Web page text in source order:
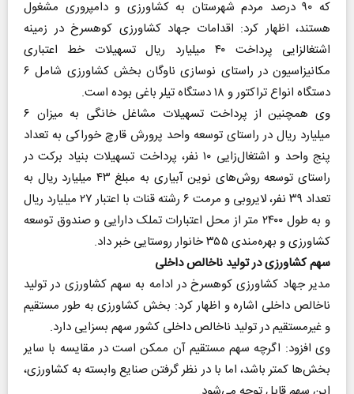
که ۹۰ درصد مردم شهرستان به کشاورزی و دامپروری مشغول
هستند، اظهار کرد: اقدامات جهاد کشاورزی کوهسرخ در زمینه
اشتغالزایی پرداخت ۴۰ میلیارد ریال تسهیلات خط اعتباری
مکانیزاسیون در راستای نوسازی ناوگان بخش کشاورزی شامل ۶
دستگاه انواع تراکتور و ۱۸ دستگاه تیلر باغی بوده است.
وی همچنین از پرداخت تسهیلات مشاغل خانگی به میزان ۶
میلیارد ریال در راستای توسعه واحد پرورش قارچ خوراکی به تعداد
پنج واحد و اشتغال‌زایی ۱۰ نفر، پرداخت تسهیلات بنیاد برکت در
راستای توسعه روش‌های نوین آبیاری به مبلغ ۴۳ میلیارد ریال به
تعداد ۳۹ نفر، لایروبی و مرمت ۶ رشته قنات با اعتبار ۲۷ میلیارد ریال
و به طول ۲۴۰۰ متر از محل اعتبارات تملک دارایی و صندوق توسعه
کشاورزی و بهره‌مندی ۳۵۵ خانوار روستایی خبر داد.
سهم کشاورزی در تولید ناخالص داخلی
مدیر جهاد کشاورزی کوهسرخ در ادامه به سهم کشاورزی در تولید
ناخالص داخلی اشاره و اظهار کرد: بخش کشاورزی به‌ طور مستقیم
و غیرمستقیم در تولید ناخالص داخلی کشور سهم بسزایی دارد.
وی افزود: اگرچه سهم مستقیم آن ممکن است در مقایسه با سایر
بخش‌ها کمتر باشد، اما با در نظر گرفتن صنایع وابسته به کشاورزی،